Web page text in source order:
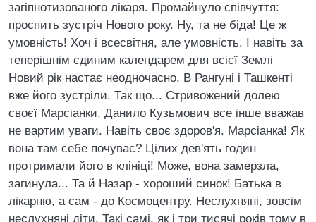
загiпнотизованого лiкаря. Промайнуло спiвчуття:
проспить зустрiч Нового року. Ну, та не бiда! Це ж
умовнiсть! Хоч i всесвiтня, але умовнiсть. I навiть за
теперiшнiм єдиним календарем для всiєї Землi
Новий рiк настає неодночасно. В Рангунi i Ташкентi
вже його зустрiли. Так що... Стривожений долею
своєї Марсiанки, Данило Кузьмович все iнше вважав
не вартим уваги. Навiть своє здоров'я. Марсiанка! Як
вона там себе почуває? Цiлих дев'ять годин
протримали його в клiнiцi! Може, вона замерзла,
загинула... Та й Назар - хороший синок! Батька в
лiкарню, а сам - до Космоцентру. Неслухнянi, зовсiм
неслухнянi дiти. Такi самi, як i три тисячi рокiв тому в